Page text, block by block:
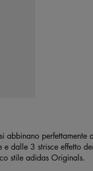
abbinano perfettamente
dalle 3 strisce effetto
stile adidas Originals.